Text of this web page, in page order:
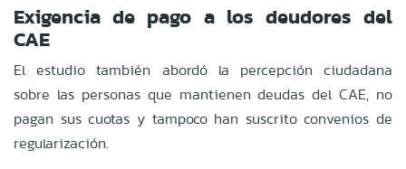
Exigencia de pago a los deudores del
CAE
El estudio también abordó la percepción ciudadana
sobre las personas que mantienen deudas del CAE, no
pagan sus cuotas y tampoco han suscrito convenios de
regularización.